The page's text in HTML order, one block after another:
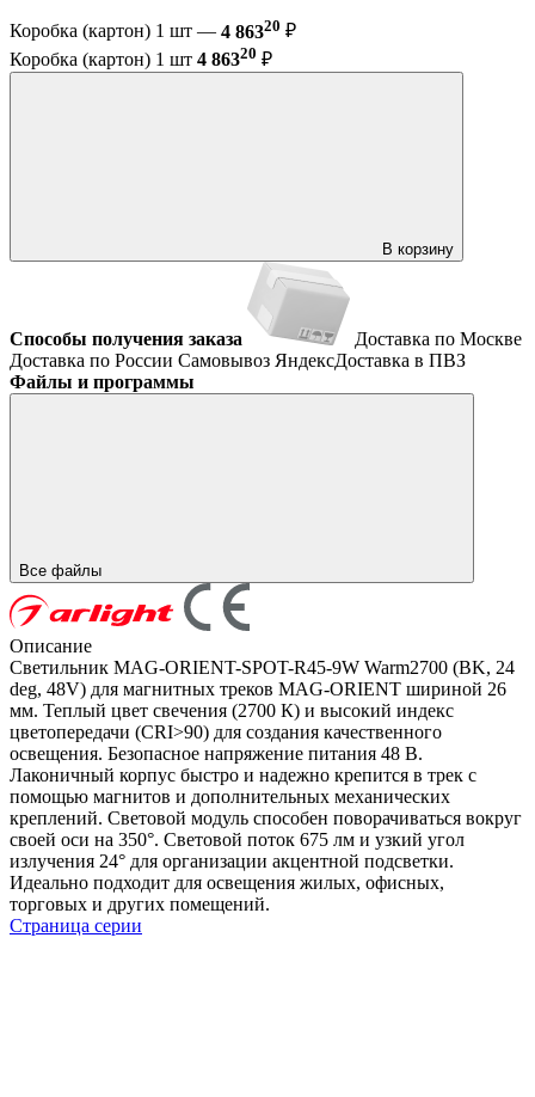
Коробка (картон) 1 шт — 4 86320 ₽
Коробка (картон) 1 шт 4 86320 ₽
В корзину
Способы получения заказа
Доставка по Москве
Доставка по России Самовывоз ЯндексДоставка в ПВЗ
Файлы и программы
Все файлы
Описание
Светильник MAG-ORIENT-SPOT-R45-9W Warm2700 (BK, 24
deg, 48V) для магнитных треков MAG-ORIENT шириной 26
мм. Теплый цвет свечения (2700 К) и высокий индекс
цветопередачи (CRI>90) для создания качественного
освещения. Безопасное напряжение питания 48 В.
Лаконичный корпус быстро и надежно крепится в трек с
помощью магнитов и дополнительных механических
креплений. Световой модуль способен поворачиваться вокруг
своей оси на 350°. Световой поток 675 лм и узкий угол
излучения 24° для организации акцентной подсветки.
Идеально подходит для освещения жилых, офисных,
торговых и других помещений.
Страница серии